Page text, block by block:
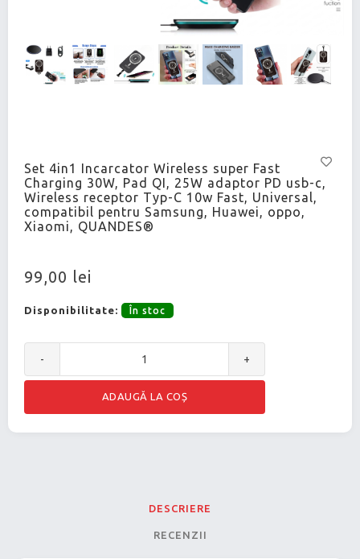
Set 4in1 Incarcator Wireless super Fast
Charging 30W, Pad QI, 25W adaptor PD usb-c,
Wireless receptor Typ-C 10w Fast, Universal,
compatibil pentru Samsung, Huawei, oppo,
Xiaomi, QUANDES®
99,00 lei
Disponibilitate: În stoc
- +
DESCRIERE
RECENZII